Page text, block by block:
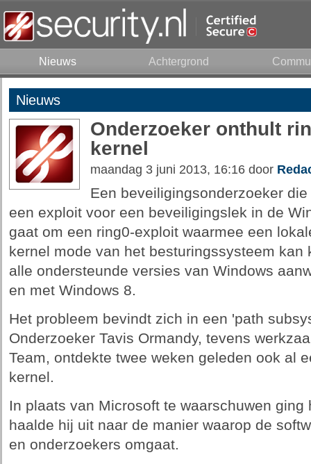
Nieuws Achtergrond
Nieuws
Onderzoeker onthult
kernel
maandag 3 juni 2013, 16:16 door
Een beveiligingsonderzoeker
een exploit voor een beveiligingslek in de
gaat om een ring0-exploit waarmee een
kernel mode van het besturingssysteem kan
alle ondersteunde versies van Windows
en met Windows 8.
Het probleem bevindt zich in een 'path
Onderzoeker Tavis Ormandy, tevens
Team, ontdekte twee weken geleden ook al
kernel.
In plaats van Microsoft te waarschuwen
haalde hij uit naar de manier waarop de
en onderzoekers omgaat.